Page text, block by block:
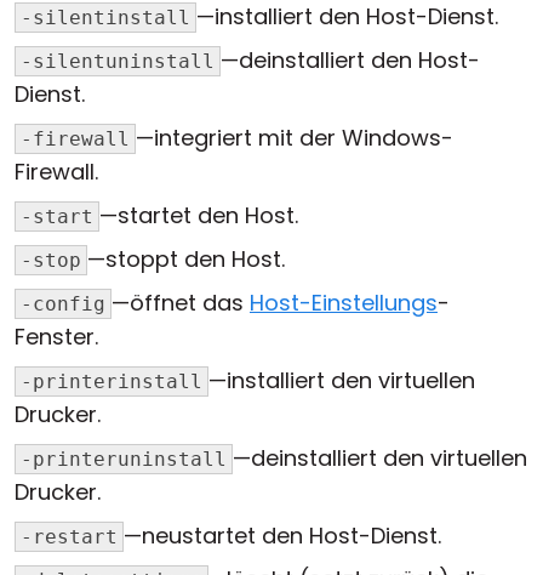
-silentinstall —installiert den Host-Dienst.
-silentuninstall —deinstalliert den Host-
Dienst.
-firewall —integriert mit der Windows-
Firewall.
-start —startet den Host.
-stop —stoppt den Host.
-config —öffnet das Host-Einstellungs-
Fenster.
-printerinstall —installiert den virtuellen
Drucker.
-printeruninstall —deinstalliert den virtuellen
Drucker.
-restart —neustartet den Host-Dienst.